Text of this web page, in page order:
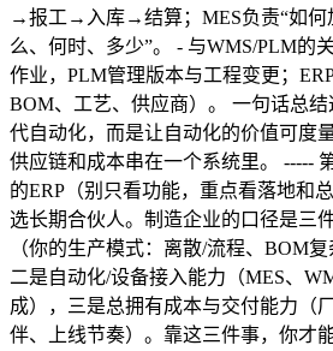
→报工→入库→结算；MES负责“如何
么、何时、多少”。 - 与WMS/PLM的
作业，PLM管理版本与工程变更；
BOM、工艺、供应商）。 一句话总
代自动化，而是让自动化的价值可度
供应链和成本串在一个系统里。 -----
的ERP（别只看功能，重点看落地和
选长期合伙人。制造企业的口径是三
（你的生产模式：离散/流程、BOM
二是自动化/设备接入能力（MES、
成），三是总拥有成本与交付能力（
伴、上线节奏）。靠这三件事，你才